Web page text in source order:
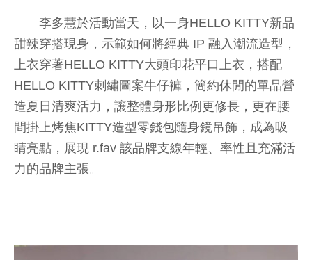
李多慧於活動當天，以一身HELLO KITTY新品
甜辣穿搭現身，示範如何將經典 IP 融入潮流造型，
上衣穿著HELLO KITTY大頭印花平口上衣，搭配
HELLO KITTY刺繡圖案牛仔褲，簡約休閒的單品營
造夏日清爽活力，讓整體身形比例更修長，更在腰
間掛上烤焦KITTY造型零錢包隨身鏡吊飾，成為吸
睛亮點，展現 r.fav 該品牌支線年輕、率性且充滿活
力的品牌主張。